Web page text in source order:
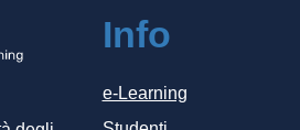
Info
e-Learning